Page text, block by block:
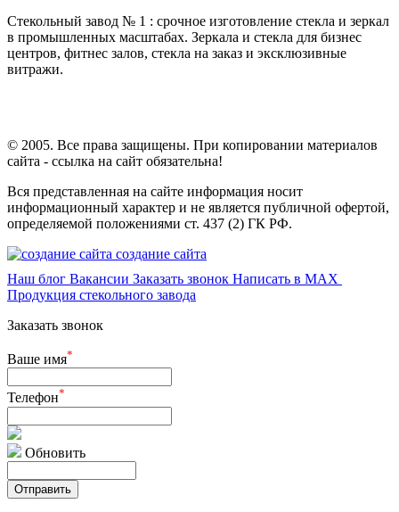
Стекольный завод № 1 : срочное изготовление стекла и зеркал
в промышленных масштабах. Зеркала и стекла для бизнес
центров, фитнес залов, стекла на заказ и эксклюзивные
витражи.
© 2005. Все права защищены. При копировании материалов
сайта - ссылка на сайт обязательна!
Вся представленная на сайте информация носит
информационный характер и не является публичной офертой,
определяемой положениями ст. 437 (2) ГК РФ.
создание сайта
Наш блог Вакансии Заказать звонок Написать в MAX
Продукция стекольного завода
Заказать звонок
Ваше имя*
Телефон*
Обновить